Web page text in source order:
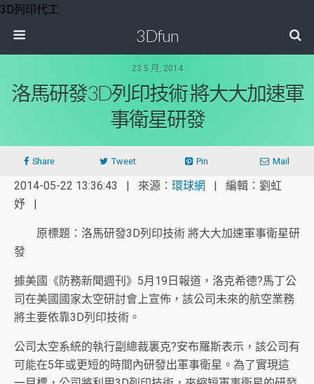
3D列印代工
3Dfun
23 5 月, 2014
洛馬研發3D列印技術 將大大加速軍
事衛星研發
Share Tweet Pin Mail
2014-05-22 13:36:43 | 來源： 環球網
| 編輯：劉虹
妤 |
原標題：洛馬研發3D列印技術 將大大加速軍事衛星研
發
據美國《防務新聞週刊》5月19日報道，洛克希德?馬丁公
司在美國國家太空研討會上宣佈，該公司未來的航空業務
將主要依靠3D列印技術。
公司太空系統的執行副總裁裏克?安布羅斯表示，該公司有
可能在5年或更短的時間內研發出軍事衛星。為了實現這